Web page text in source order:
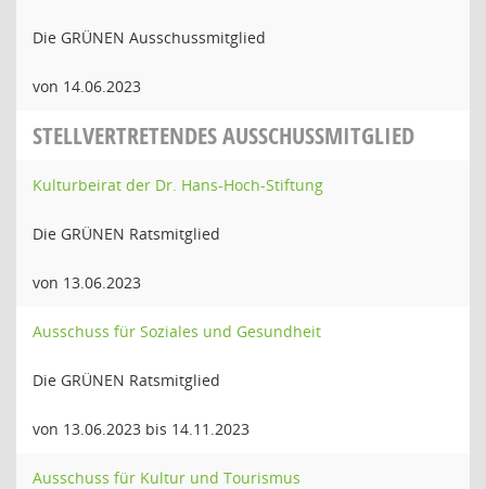
Die GRÜNEN Ausschussmitglied
von 14.06.2023
STELLVERTRETENDES AUSSCHUSSMITGLIED
Kulturbeirat der Dr. Hans-Hoch-Stiftung
Die GRÜNEN Ratsmitglied
von 13.06.2023
Ausschuss für Soziales und Gesundheit
Die GRÜNEN Ratsmitglied
von 13.06.2023 bis 14.11.2023
Ausschuss für Kultur und Tourismus